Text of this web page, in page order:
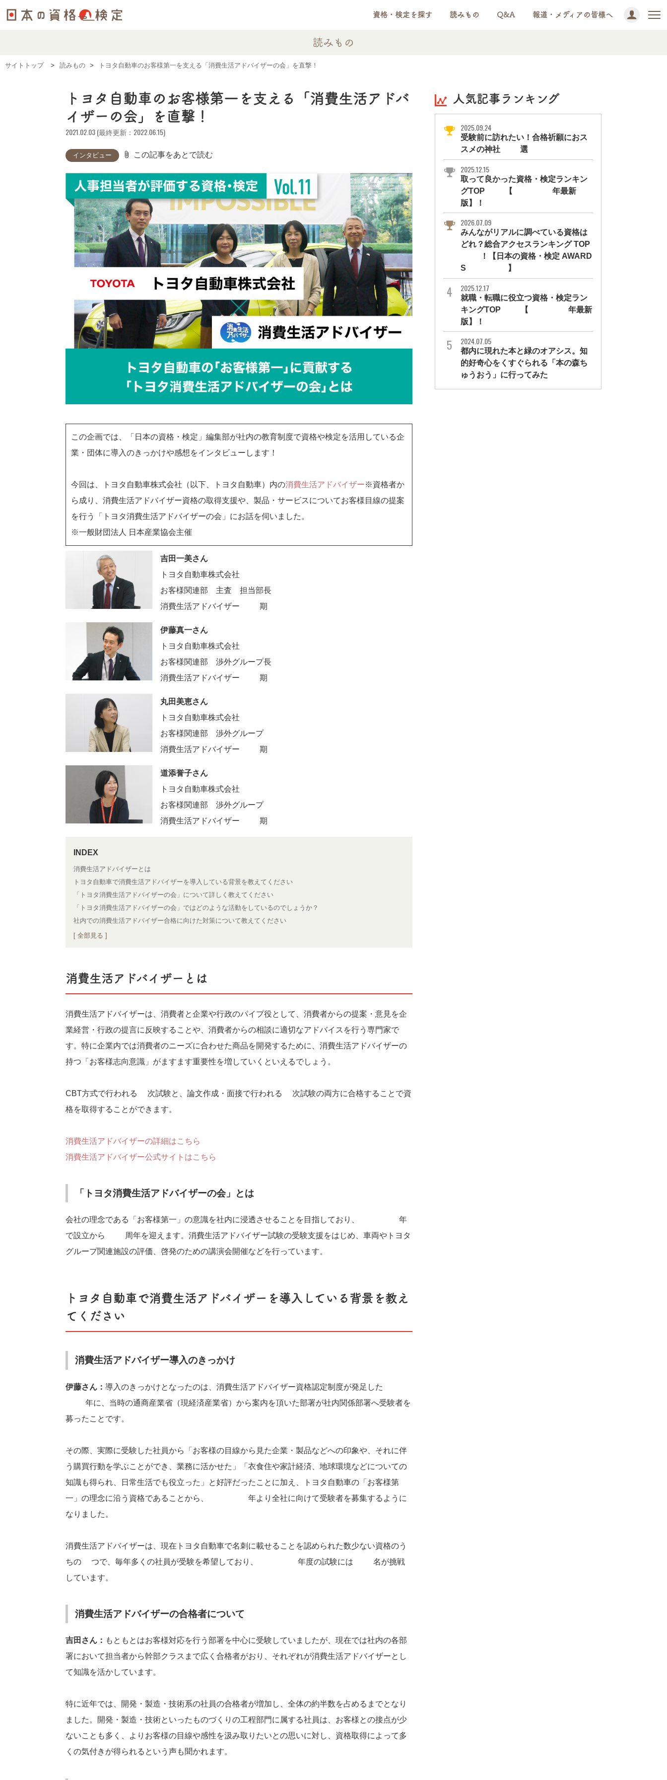
資格・検定を探す 読みもの Q&A 報道・メディアの皆様へ
読みもの
サイトトップ 読みもの トヨタ自動車のお客様第一を支える「消費生活アドバイザーの会」を直撃！
トヨタ自動車のお客様第一を支える「消費生活アドバ
イザーの会」を直撃！
2021.02.03 (最終更新：2022.06.15)
インタビュー attach_file この記事をあとで読む
この企画では、「日本の資格・検定」編集部が社内の教育制度で資格や検定を活用している企
業・団体に導入のきっかけや感想をインタビューします！
今回は、トヨタ自動車株式会社（以下、トヨタ自動車）内の消費生活アドバイザー※資格者か
ら成り、消費生活アドバイザー資格の取得支援や、製品・サービスについてお客様目線の提案
を行う「トヨタ消費生活アドバイザーの会」にお話を伺いました。
※一般財団法人 日本産業協会主催
吉田一美さん
トヨタ自動車株式会社
お客様関連部 主査 担当部長
消費生活アドバイザー28期
伊藤真一さん
トヨタ自動車株式会社
お客様関連部 渉外グループ長
消費生活アドバイザー41期
丸田美恵さん
トヨタ自動車株式会社
お客様関連部 渉外グループ
消費生活アドバイザー29期
道添誉子さん
トヨタ自動車株式会社
お客様関連部 渉外グループ
消費生活アドバイザー22期
消費生活アドバイザーとは
トヨタ自動車で消費生活アドバイザーを導入している背景を教えてください
「トヨタ消費生活アドバイザーの会」について詳しく教えてください
「トヨタ消費生活アドバイザーの会」ではどのような活動をしているのでしょうか？
社内での消費生活アドバイザー合格に向けた対策について教えてください
[ 全部見る ]
消費生活アドバイザーとは
消費生活アドバイザーは、消費者と企業や行政のパイプ役として、消費者からの提案・意見を企
業経営・行政の提言に反映することや、消費者からの相談に適切なアドバイスを行う専門家で
す。特に企業内では消費者のニーズに合わせた商品を開発するために、消費生活アドバイザーの
持つ「お客様志向意識」がますます重要性を増していくといえるでしょう。
CBT方式で行われる1次試験と、論文作成・面接で行われる2次試験の両方に合格することで資
格を取得することができます。
消費生活アドバイザーの詳細はこちら
消費生活アドバイザー公式サイトはこちら
「トヨタ消費生活アドバイザーの会」とは
会社の理念である「お客様第一」の意識を社内に浸透させることを目指しており、2021年
で設立から30周年を迎えます。消費生活アドバイザー試験の受験支援をはじめ、車両やトヨタ
グループ関連施設の評価、啓発のための講演会開催などを行っています。
トヨタ自動車で消費生活アドバイザーを導入している背景を教え
てください
消費生活アドバイザー導入のきっかけ
伊藤さん： 導入のきっかけとなったのは、消費生活アドバイザー資格認定制度が発足した19
80年に、当時の通商産業省（現経済産業省）から案内を頂いた部署が社内関係部署へ受験者を
募ったことです。
その際、実際に受験した社員から「お客様の目線から見た企業・製品などへの印象や、それに伴
う購買行動を学ぶことができ、業務に活かせた」「衣食住や家計経済、地球環境などについての
知識も得られ、日常生活でも役立った」と好評だったことに加え、トヨタ自動車の「お客様第
一」の理念に沿う資格であることから、1989年より全社に向けて受験者を募集するように
なりました。
消費生活アドバイザーは、現在トヨタ自動車で名刺に載せることを認められた数少ない資格のう
ちの1つで、毎年多くの社員が受験を希望しており、2020年度の試験には93名が挑戦
しています。
消費生活アドバイザーの合格者について
吉田さん： もともとはお客様対応を行う部署を中心に受験していましたが、現在では社内の各部
署において担当者から幹部クラスまで広く合格者がおり、それぞれが消費生活アドバイザーとし
て知識を活かしています。
特に近年では、開発・製造・技術系の社員の合格者が増加し、全体の約半数を占めるまでとなり
ました。開発・製造・技術といったものづくりの工程部門に属する社員は、お客様との接点が少
ないことも多く、よりお客様の目線や感性を汲み取りたいとの思いに対し、資格取得によって多
くの気付きが得られるという声も聞かれます。
人気記事ランキング
2025.09.24
受験前に訪れたい！合格祈願におス
スメの神社11選
2025.12.15
取って良かった資格・検定ランキン
グTOP10【2026年最新
版】！
2026.07.09
みんながリアルに調べている資格は
どれ？総合アクセスランキング TOP
10！【日本の資格・検定 AWARD
S 2026】
2025.12.17
就職・転職に役立つ資格・検定ラン
キングTOP30【2026年最新
版】！
2024.07.05
都内に現れた本と緑のオアシス。知
的好奇心をくすぐられる「本の森ち
ゅうおう」に行ってみた